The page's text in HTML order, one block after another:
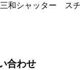
和シャッター ス
合わせ